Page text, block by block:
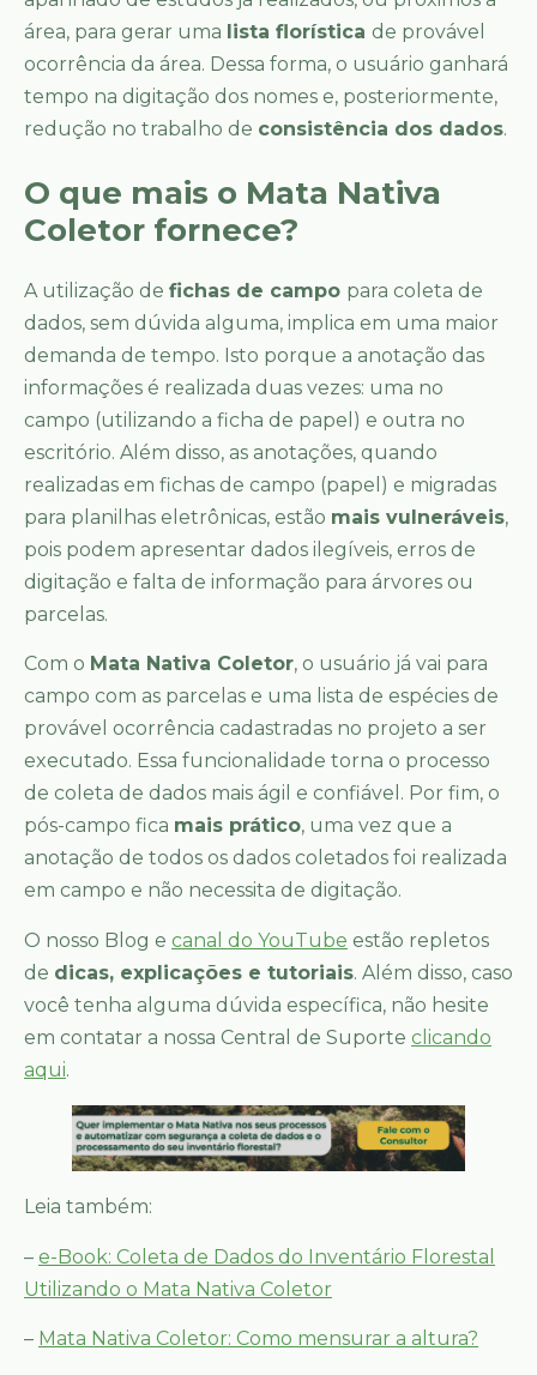
área, para gerar uma lista florística de provável
ocorrência da área. Dessa forma, o usuário ganhará
tempo na digitação dos nomes e, posteriormente,
redução no trabalho de consistência dos dados.
O que mais o Mata Nativa
Coletor fornece?
A utilização de fichas de campo para coleta de
dados, sem dúvida alguma, implica em uma maior
demanda de tempo. Isto porque a anotação das
informações é realizada duas vezes: uma no
campo (utilizando a ficha de papel) e outra no
escritório. Além disso, as anotações, quando
realizadas em fichas de campo (papel) e migradas
para planilhas eletrônicas, estão mais vulneráveis,
pois podem apresentar dados ilegíveis, erros de
digitação e falta de informação para árvores ou
parcelas.
Com o Mata Nativa Coletor, o usuário já vai para
campo com as parcelas e uma lista de espécies de
provável ocorrência cadastradas no projeto a ser
executado. Essa funcionalidade torna o processo
de coleta de dados mais ágil e confiável. Por fim, o
pós-campo fica mais prático, uma vez que a
anotação de todos os dados coletados foi realizada
em campo e não necessita de digitação.
O nosso Blog e canal do YouTube estão repletos
de dicas, explicações e tutoriais. Além disso, caso
você tenha alguma dúvida específica, não hesite
em contatar a nossa Central de Suporte clicando
aqui.
Leia também:
– e-Book: Coleta de Dados do Inventário Florestal
Utilizando o Mata Nativa Coletor
– Mata Nativa Coletor: Como mensurar a altura?